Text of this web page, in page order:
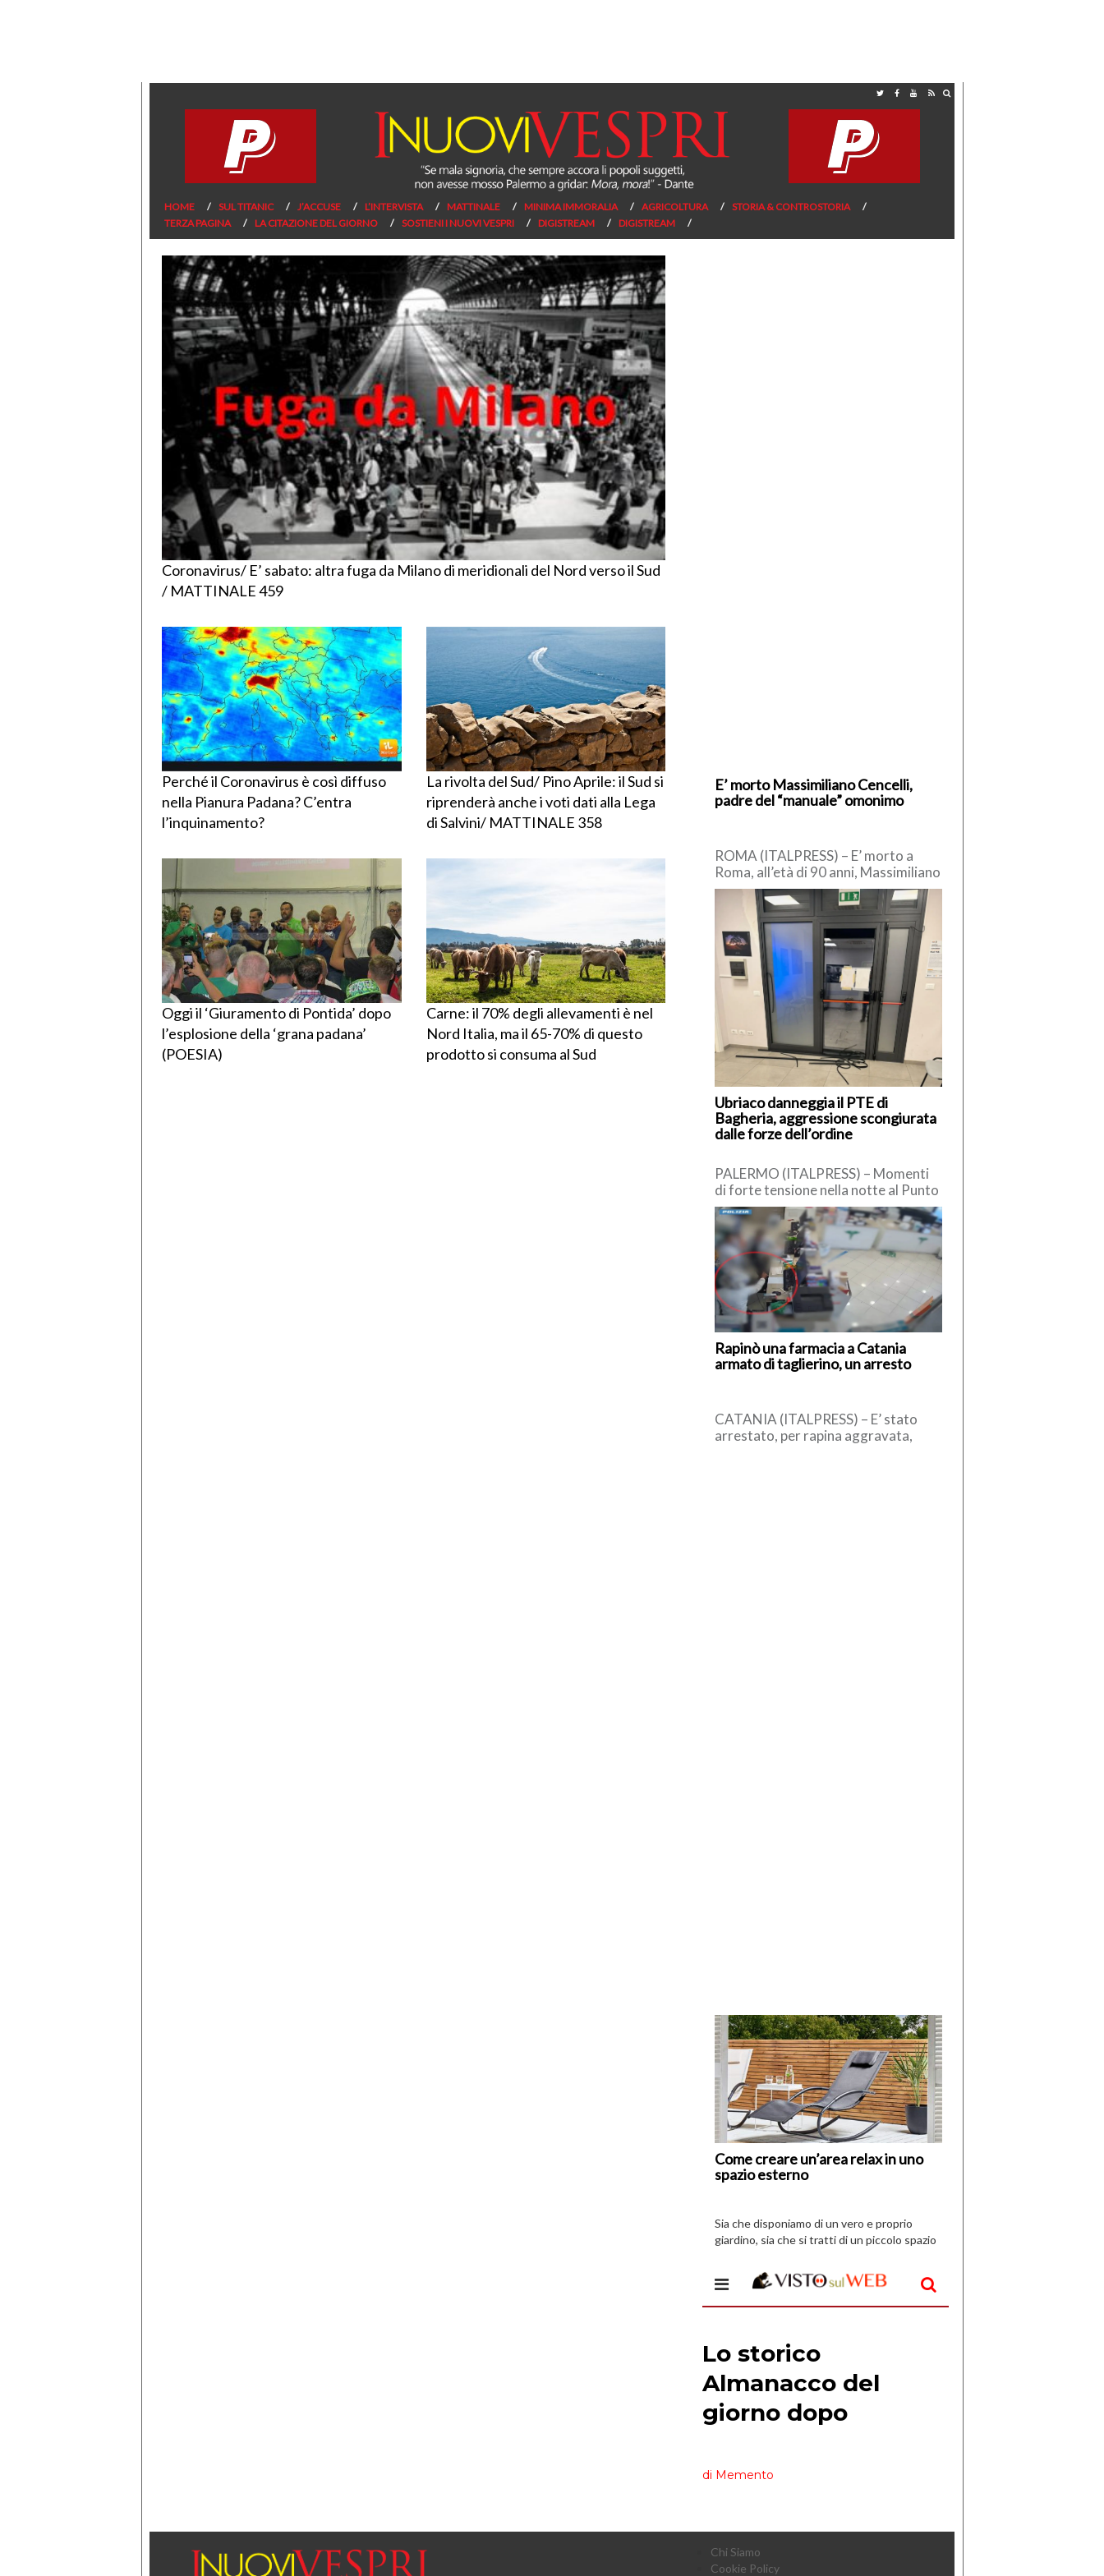
HOME SUL TITANIC J’ACCUSE L’INTERVISTA MATTINALE MINIMA IMMORALIA AGRICOLTURA
STORIA & CONTROSTORIA
TERZA PAGINA
LA CITAZIONE DEL GIORNO SOSTIENI I NUOVI VESPRI DIGISTREAM DIGISTREAM
Coronavirus/ E’ sabato: altra fuga da Milano di meridionali del Nord verso il Sud
/ MATTINALE 459
Perché il Coronavirus è così diffuso
nella Pianura Padana? C’entra
l’inquinamento?
La rivolta del Sud/ Pino Aprile: il Sud si
riprenderà anche i voti dati alla Lega
di Salvini/ MATTINALE 358
Oggi il ‘Giuramento di Pontida’ dopo
l’esplosione della ‘grana padana’
(POESIA)
Carne: il 70% degli allevamenti è nel
Nord Italia, ma il 65-70% di questo
prodotto si consuma al Sud
E’ morto Massimiliano Cencelli,
padre del “manuale” omonimo
ROMA (ITALPRESS) – E’ morto a
Roma, all’età di 90 anni, Massimiliano
Cencelli, funzionario della
Democrazia Cristiana degli anni ’60.
Ubriaco danneggia il PTE di
Bagheria, aggressione scongiurata
dalle forze dell’ordine
PALERMO (ITALPRESS) – Momenti
di forte tensione nella notte al Punto
Territoriale di Emergenza (PTE) di
Bagheria, dove un uomo […]
Rapinò una farmacia a Catania
armato di taglierino, un arresto
CATANIA (ITALPRESS) – E’ stato
arrestato, per rapina aggravata,
Come creare un’area relax in uno
spazio esterno
di
I
Vespri
Sia che disponiamo di un vero e proprio
giardino, sia che si tratti di un piccolo spazio
Chi Siamo
Cookie Policy